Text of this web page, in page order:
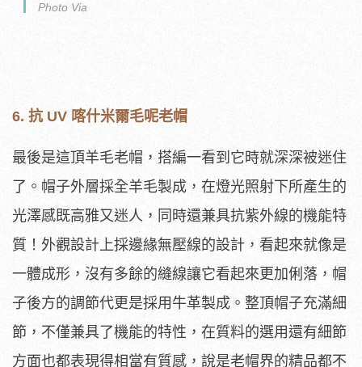
Photo Via
6. 抗 UV 喀什米爾毛呢老帽
最後是這頂羊毛老帽，搭編一看到它時就深深被迷住
了。帽子外層採全羊毛製成，在燈光照射下所產生的
光澤感既高雅又迷人，同時還兼具抗紫外線的機能特
質！外觀設計上採邊緣無壓線的設計，看起來就像是
一體成形，沒有多餘的縫線讓它看起來更加俐落，帽
子後方的調節代更是採用牛革製成。整頂帽子充滿細
節，不僅兼具了機能的特性，在質料的選用還有細節
方面也都表現得相當有質感，說是老帽界的精品都不